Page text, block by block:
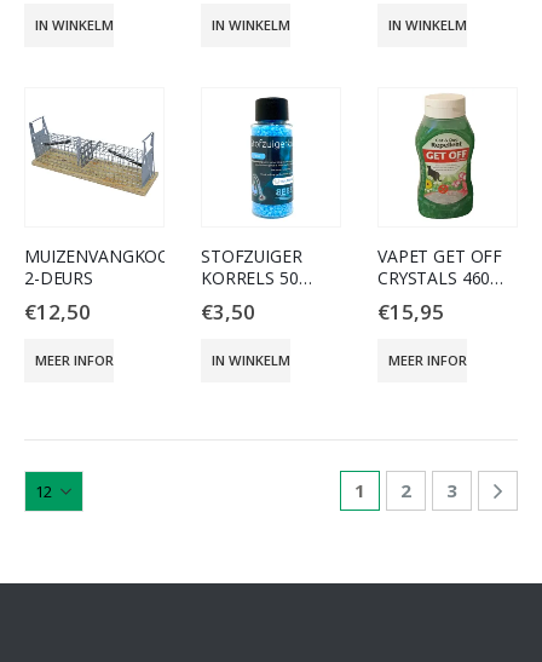
IN WINKELMAND IN WINKELMAND IN WINKELMAND
MUIZENVANGKOOI
2-DEURS
€12,50
MEER INFORMATIE
STOFZUIGER
KORRELS 50
GRAM
€3,50
IN WINKELMAND
VAPET GET OFF
CRYSTALS 460
GRAM
€15,95
MEER INFORMATIE
1 2 3